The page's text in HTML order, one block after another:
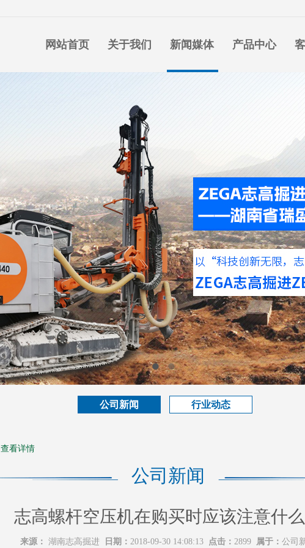
网站首页 关于我们 新闻媒体 产品中心
公司新闻 行业动态
查看详情
公司新闻
志高螺杆空压机在购买时应该注意什
来源： 湖南志高掘进 日期： 2018-09-30 14:08:13 点击： 2899 属于： 公司